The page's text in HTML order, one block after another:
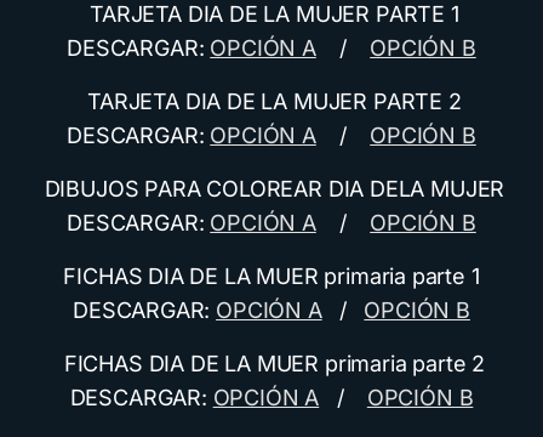
TARJETA DIA DE LA MUJER PARTE 1
DESCARGAR: OPCIÓN A/ OPCIÓN B
TARJETA DIA DE LA MUJER PARTE 2
DESCARGAR: OPCIÓN A/ OPCIÓN B
DIBUJOS PARA COLOREAR DIA DELA MUJER
DESCARGAR: OPCIÓN A/ OPCIÓN B
FICHAS DIA DE LA MUER primaria parte 1
DESCARGAR: OPCIÓN A/ OPCIÓN B
FICHAS DIA DE LA MUER primaria parte 2
DESCARGAR: OPCIÓN A / OPCIÓN B